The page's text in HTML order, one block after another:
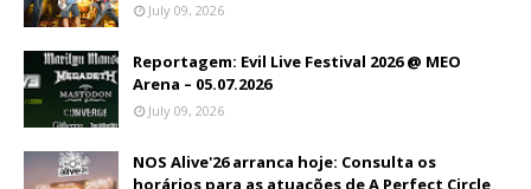
July 09, 2026
Reportagem: Evil Live Festival 2026 @ MEO
Arena – 05.07.2026
July 09, 2026
NOS Alive'26 arranca hoje: Consulta os
horários para as atuações de A Perfect Circle,